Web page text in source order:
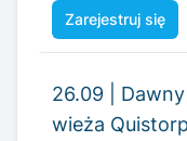
Zarejestruj się
26.09 | Dawny
wieża